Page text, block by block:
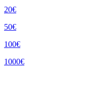
20€
50€
100€
1000€